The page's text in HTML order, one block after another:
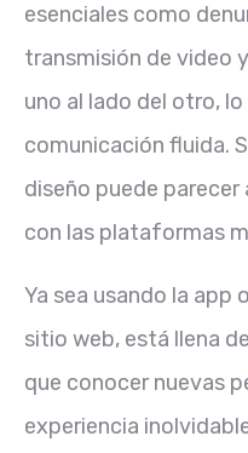
esenciales como
transmisión de video
uno al lado del otro,
comunicación fluida.
diseño puede
con las plataformas
Ya sea usando la app
sitio web, está llena
que conocer nuevas
experiencia